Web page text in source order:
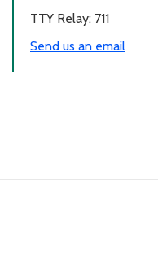
TTY Relay: 711
Send us an email